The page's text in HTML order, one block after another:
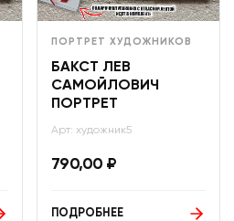
ПОРТРЕТ ХУДОЖНИКОВ
БАКСТ ЛЕВ
САМОЙЛОВИЧ
ПОРТРЕТ
Арт: художник5
790,00 ₽
ПОДРОБНЕЕ